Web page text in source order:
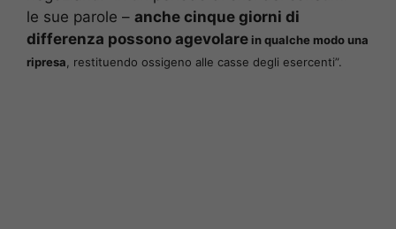
le sue parole – anche cinque giorni di
differenza possono agevolare in qualche modo una
ripresa , restituendo ossigeno alle casse degli esercenti”.